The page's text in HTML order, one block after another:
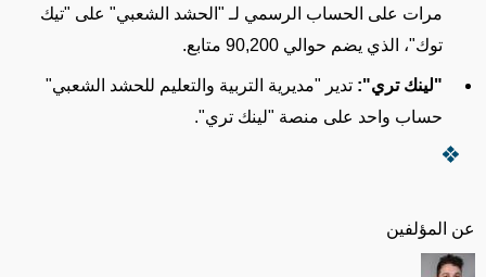
عن المؤلفين
مرات على الحساب الرسمي لـ "الحشد الشعبي" على "تيك
توك"، الذي يضم حوالي 90,200 متابع.
"لينك تري": تدير "مديرية التربية والتعليم للحشد الشعبي"
حساب واحد على منصة "لينك تري".